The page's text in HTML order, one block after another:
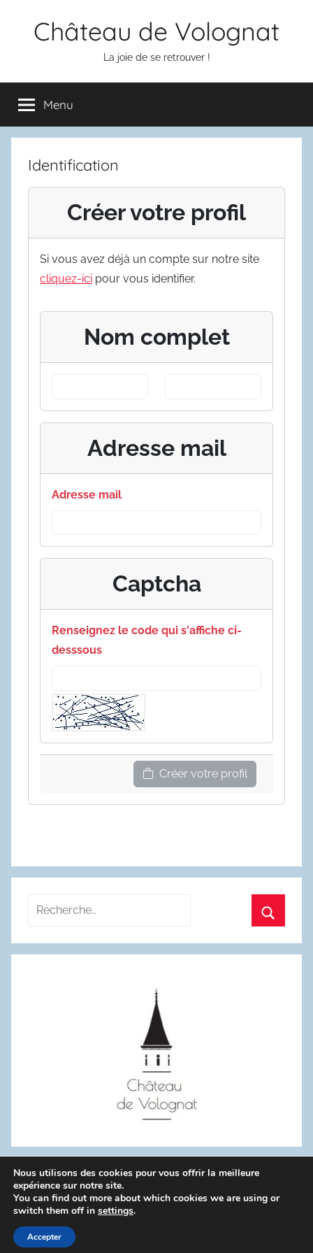
Château de Volognat
La joie de se retrouver !
Menu
Identification
Créer votre profil
Si vous avez déjà un compte sur notre site
cliquez-ici pour vous identifier.
Nom complet
Adresse mail
Adresse mail
Captcha
Renseignez le code qui s'affiche ci-
desssous
Créer votre profil
Recherche
:
WordPress Theme: Donovan by ThemeZee.
Politique de confidentialité
Nous utilisons des cookies pour vous offrir la meilleure
expérience sur notre site.
You can find out more about which cookies we are using or
switch them off in settings.
Accepter